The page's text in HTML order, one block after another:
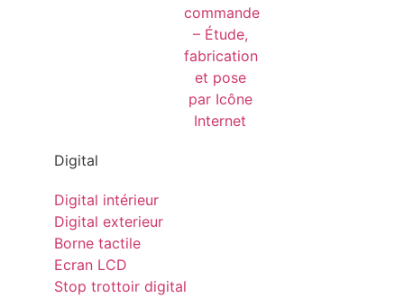
Digital
Digital intérieur
Digital exterieur
Borne tactile
Ecran LCD
Stop trottoir digital